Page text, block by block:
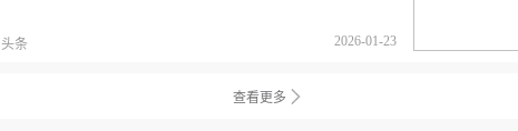
头条 2026-01-23
查看更多